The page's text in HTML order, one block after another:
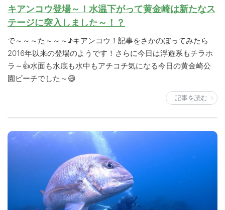
キアンコウ登場～！水温下がって黄金崎は新たなス
テージに突入しました～！？
で～～～た～～～♪キアンコウ！記事をさかのぼってみたら
2016年以来の登場のようです！さらに今日は浮遊系もチラホ
ラ～👍水面も水底も水中もアチコチ気になる今日の黄金崎公
園ビーチでした～😄
記事を読む